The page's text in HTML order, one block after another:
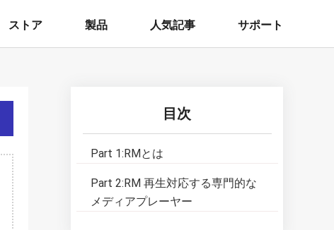
ストア 製品 人気記事 サポート
目次
Part 1:RMとは
Part 2:RM 再生対応する専門的な
メディアプレーヤー